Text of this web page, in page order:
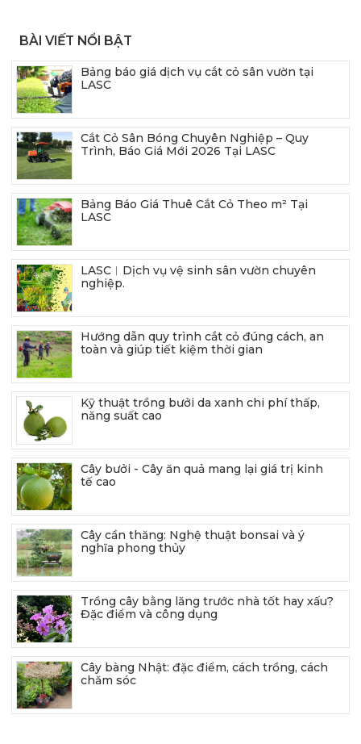
BÀI VIẾT NỔI BẬT
Bảng báo giá dịch vụ cắt cỏ sân vườn tại
LASC
Cắt Cỏ Sân Bóng Chuyên Nghiệp – Quy
Trình, Báo Giá Mới 2026 Tại LASC
Bảng Báo Giá Thuê Cắt Cỏ Theo m² Tại
LASC
LASC︱Dịch vụ vệ sinh sân vườn chuyên
nghiệp.
Hướng dẫn quy trình cắt cỏ đúng cách, an
toàn và giúp tiết kiệm thời gian
Kỹ thuật trồng bưởi da xanh chi phí thấp,
năng suất cao
Cây bưởi - Cây ăn quả mang lại giá trị kinh
tế cao
Cây cần thăng: Nghệ thuật bonsai và ý
nghĩa phong thủy
Trồng cây bằng lăng trước nhà tốt hay xấu?
Đặc điểm và công dụng
Cây bàng Nhật: đặc điểm, cách trồng, cách
chăm sóc